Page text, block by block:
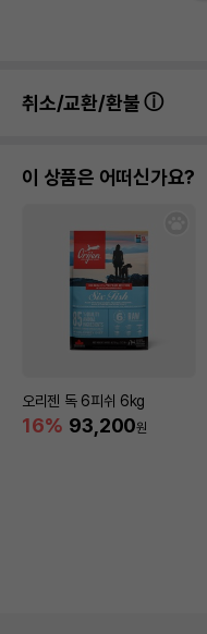
취소/교환/환불
이 상품은 어떠신가요?
오리젠 독 6피쉬 6kg
16% 93,200원